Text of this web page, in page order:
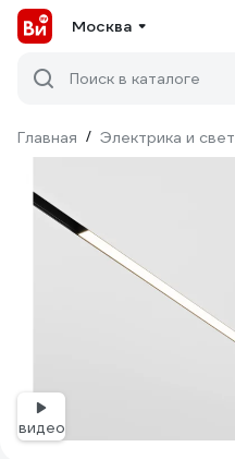
Москва
Поиск в каталоге
Главная / Электрика и свет
видео